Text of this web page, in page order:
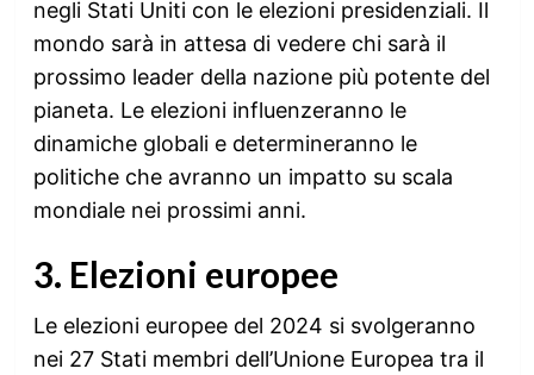
negli Stati Uniti con le elezioni presidenziali. Il
mondo sarà in attesa di vedere chi sarà il
prossimo leader della nazione più potente del
pianeta. Le elezioni influenzeranno le
dinamiche globali e determineranno le
politiche che avranno un impatto su scala
mondiale nei prossimi anni.
3. Elezioni europee
Le elezioni europee del 2024 si svolgeranno
nei 27 Stati membri dell’Unione Europea tra il